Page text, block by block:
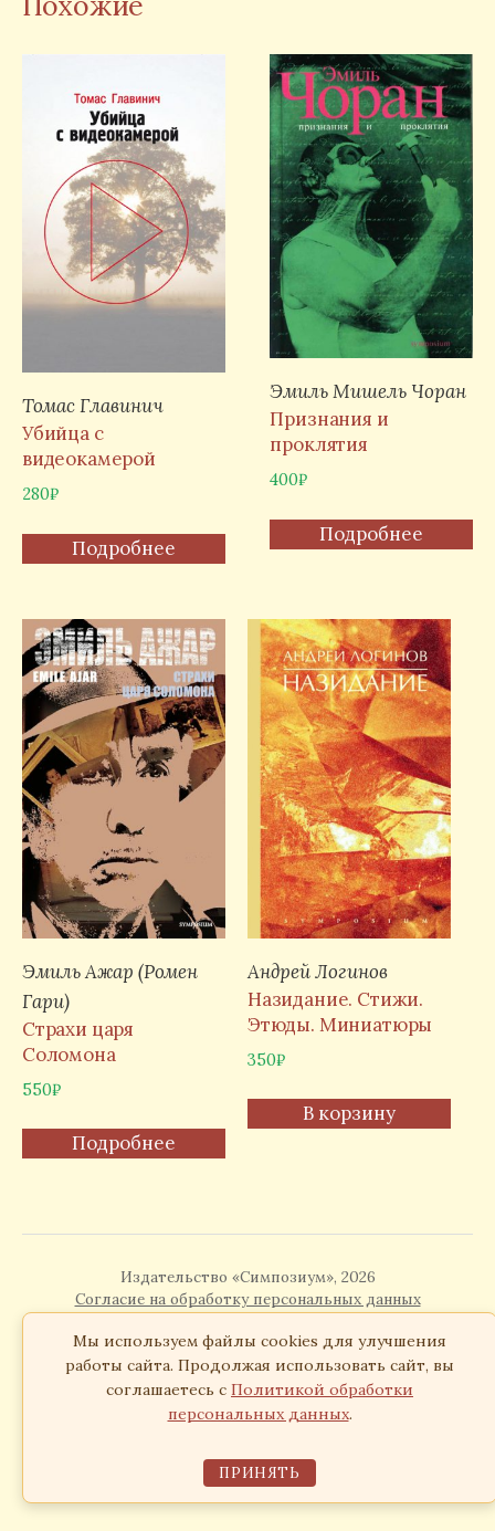
Томас Главинич
Убийца с
видеокамерой
280₽
Подробнее
Эмиль Мишель Чоран
Признания и
проклятия
400₽
Подробнее
Эмиль Ажар (Ромен
Гари)
Страхи царя
Соломона
550₽
Подробнее
Андрей Логинов
Назидание. Стижи.
Этюды. Миниатюры
350₽
В корзину
Издательство «Симпозиум», 2026
Согласие на обработку персональных данных
Мы используем файлы cookies для улучшения
работы сайта. Продолжая использовать сайт, вы
соглашаетесь с Политикой обработки
персональных данных.
ПРИНЯТЬ